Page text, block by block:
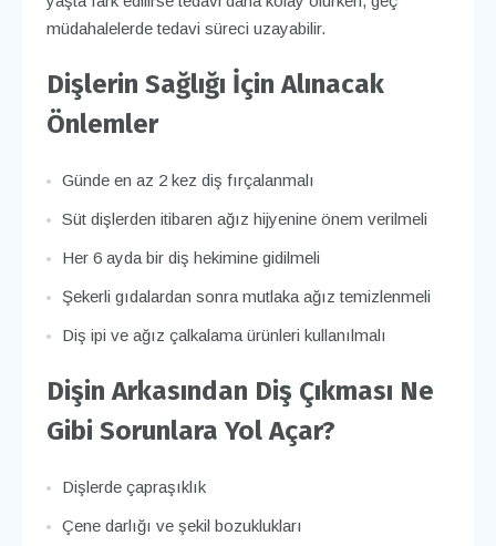
müdahalelerde tedavi süreci uzayabilir.
Dişlerin Sağlığı İçin Alınacak
Önlemler
Günde en az 2 kez diş fırçalanmalı
Süt dişlerden itibaren ağız hijyenine önem verilmeli
Her 6 ayda bir diş hekimine gidilmeli
Şekerli gıdalardan sonra mutlaka ağız temizlenmeli
Diş ipi ve ağız çalkalama ürünleri kullanılmalı
Dişin Arkasından Diş Çıkması Ne
Gibi Sorunlara Yol Açar?
Dişlerde çapraşıklık
Çene darlığı ve şekil bozuklukları